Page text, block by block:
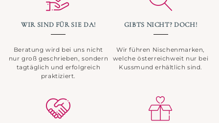
WIR SIND FÜR SIE DA!
Beratung wird bei uns nicht
nur groß geschrieben, sondern
tagtäglich und erfolgreich
praktiziert.
GIBTS NICHT? DOCH!
Wir führen Nischenmarken,
welche österreichweit nur bei
Kussmund erhältlich sind.